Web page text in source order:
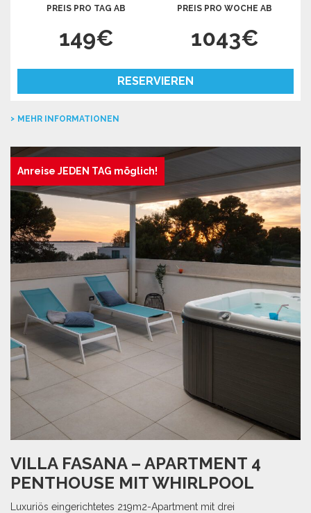
PREIS PRO TAG AB
149€
PREIS PRO WOCHE AB
1043€
RESERVIEREN
MEHR INFORMATIONEN
Anreise JEDEN TAG möglich!
VILLA FASANA – APARTMENT 4
PENTHOUSE MIT WHIRLPOOL
Luxuriös eingerichtetes 219m2-Apartment mit drei